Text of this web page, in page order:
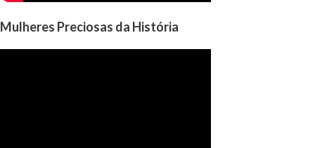
Mulheres Preciosas da História